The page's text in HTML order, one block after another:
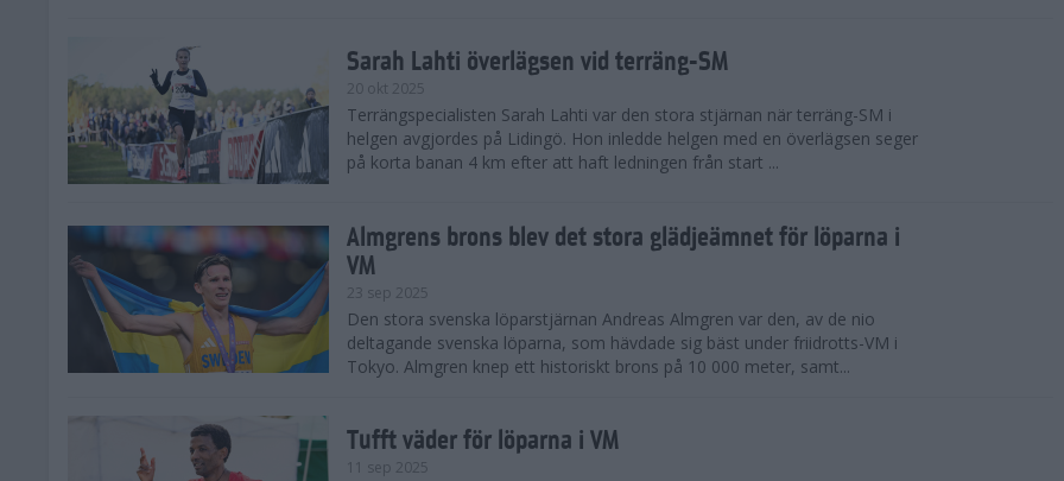
Sarah Lahti överlägsen vid terräng-SM
20 okt 2025
Terrängspecialisten Sarah Lahti var den stora stjärnan när terräng-SM i
helgen avgjordes på Lidingö. Hon inledde helgen med en överlägsen seger
på korta banan 4 km efter att haft ledningen från start ...
Almgrens brons blev det stora glädjeämnet för löparna i
VM
23 sep 2025
Den stora svenska löparstjärnan Andreas Almgren var den, av de nio
deltagande svenska löparna, som hävdade sig bäst under friidrotts-VM i
Tokyo. Almgren knep ett historiskt brons på 10 000 meter, samt...
Tufft väder för löparna i VM
11 sep 2025